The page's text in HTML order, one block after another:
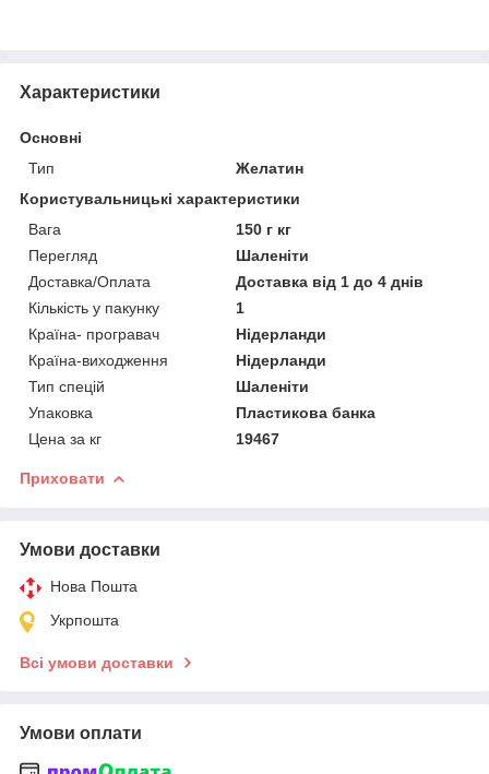
Характеристики
Основні
Тип
Желатин
Користувальницькі характеристики
Вага
150 г кг
Перегляд
Шаленіти
Доставка/Оплата
Доставка від 1 до 4 днів
Кількість у пакунку
1
Країна- програвач
Нідерланди
Країна-виходження
Нідерланди
Тип спецій
Шаленіти
Упаковка
Пластикова банка
Цена за кг
19467
Приховати
Умови доставки
Нова Пошта
Укрпошта
Всі умови доставки
Умови оплати